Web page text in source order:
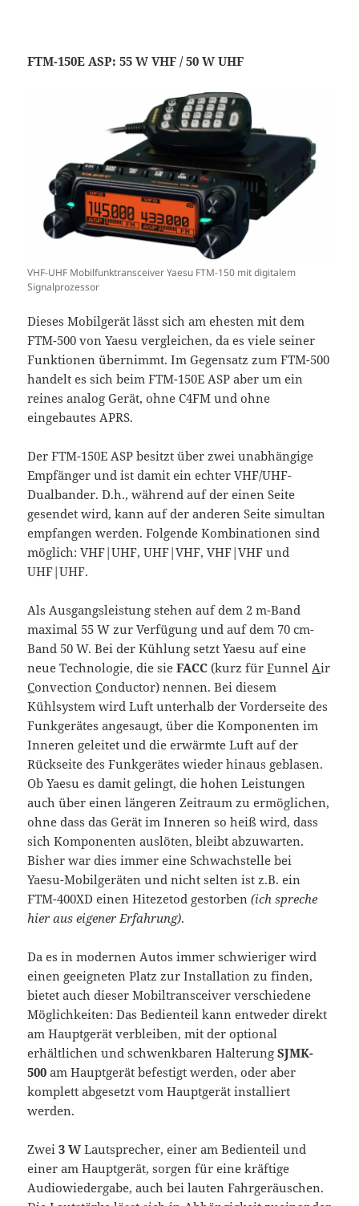
FTM-150E ASP: 55 W VHF / 50 W UHF
VHF-UHF Mobilfunktransceiver Yaesu FTM-150 mit digitalem
Signalprozessor
Dieses Mobilgerät lässt sich am ehesten mit dem
FTM-500 von Yaesu vergleichen, da es viele seiner
Funktionen übernimmt. Im Gegensatz zum FTM-500
handelt es sich beim FTM-150E ASP aber um ein
reines analog Gerät, ohne C4FM und ohne
eingebautes APRS.
Der FTM-150E ASP besitzt über zwei unabhängige
Empfänger und ist damit ein echter VHF/UHF-
Dualbander. D.h., während auf der einen Seite
gesendet wird, kann auf der anderen Seite simultan
empfangen werden. Folgende Kombinationen sind
möglich: VHF|UHF, UHF|VHF, VHF|VHF und
UHF|UHF.
Als Ausgangsleistung stehen auf dem 2 m-Band
maximal 55 W zur Verfügung und auf dem 70 cm-
Band 50 W. Bei der Kühlung setzt Yaesu auf eine
neue Technologie, die sieFACC(kurz fürFunnel Air
ConvectionConductor) nennen. Bei diesem
Kühlsystem wird Luft unterhalb der Vorderseite des
Funkgerätes angesaugt, über die Komponenten im
Inneren geleitet und die erwärmte Luft auf der
Rückseite des Funkgerätes wieder hinaus geblasen.
Ob Yaesu es damit gelingt, die hohen Leistungen
auch über einen längeren Zeitraum zu ermöglichen,
ohne dass das Gerät im Inneren so heiß wird, dass
sich Komponenten auslöten, bleibt abzuwarten.
Bisher war dies immer eine Schwachstelle bei
Yaesu-Mobilgeräten und nicht selten ist z.B. ein
FTM-400XD einen Hitezetod gestorben(ich spreche
hier aus eigener Erfahrung).
Da es in modernen Autos immer schwieriger wird
einen geeigneten Platz zur Installation zu finden,
bietet auch dieser Mobiltransceiver verschiedene
Möglichkeiten: Das Bedienteil kann entweder direkt
am Hauptgerät verbleiben, mit der optional
erhältlichen und schwenkbaren HalterungSJMK-
500 am Hauptgerät befestigt werden, oder aber
komplett abgesetzt vom Hauptgerät installiert
werden.
Zwei3 W Lautsprecher, einer am Bedienteil und
einer am Hauptgerät, sorgen für eine kräftige
Audiowiedergabe, auch bei lauten Fahrgeräuschen.